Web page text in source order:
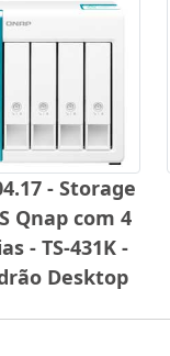
- Storage
Qnap com 4
- TS-431K -
Desktop